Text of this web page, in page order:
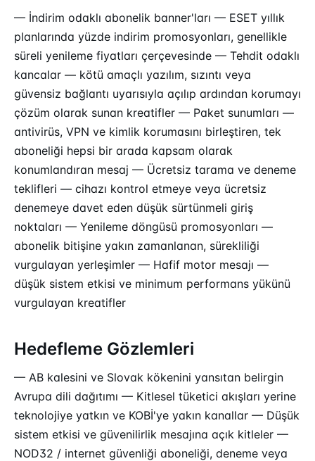
— İndirim odaklı abonelik banner'ları — ESET yıllık
planlarında yüzde indirim promosyonları, genellikle
süreli yenileme fiyatları çerçevesinde — Tehdit odaklı
kancalar — kötü amaçlı yazılım, sızıntı veya
güvensiz bağlantı uyarısıyla açılıp ardından korumayı
çözüm olarak sunan kreatifler — Paket sunumları —
antivirüs, VPN ve kimlik korumasını birleştiren, tek
aboneliği hepsi bir arada kapsam olarak
konumlandıran mesaj — Ücretsiz tarama ve deneme
teklifleri — cihazı kontrol etmeye veya ücretsiz
denemeye davet eden düşük sürtünmeli giriş
noktaları — Yenileme döngüsü promosyonları —
abonelik bitişine yakın zamanlanan, sürekliliği
vurgulayan yerleşimler — Hafif motor mesajı —
düşük sistem etkisi ve minimum performans yükünü
vurgulayan kreatifler
Hedefleme Gözlemleri
— AB kalesini ve Slovak kökenini yansıtan belirgin
Avrupa dili dağıtımı — Kitlesel tüketici akışları yerine
teknolojiye yatkın ve KOBİ'ye yakın kanallar — Düşük
sistem etkisi ve güvenilirlik mesajına açık kitleler —
NOD32 / internet güvenliği aboneliği, deneme veya